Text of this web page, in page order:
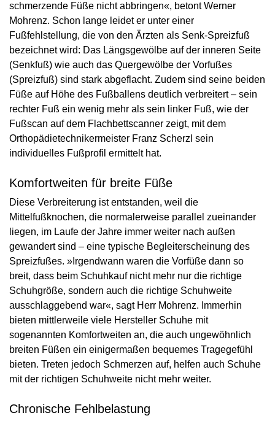
schmerzende Füße nicht abbringen«, betont Werner
Mohrenz. Schon lange leidet er unter einer
Fußfehlstellung, die von den Ärzten als Senk-Spreizfuß
bezeichnet wird: Das Längsgewölbe auf der inneren Seite
(Senkfuß) wie auch das Quergewölbe der Vorfußes
(Spreizfuß) sind stark abgeflacht. Zudem sind seine beiden
Füße auf Höhe des Fußballens deutlich verbreitert – sein
rechter Fuß ein wenig mehr als sein linker Fuß, wie der
Fußscan auf dem Flachbettscanner zeigt, mit dem
Orthopädietechnikermeister Franz Scherzl sein
individuelles Fußprofil ermittelt hat.
Komfortweiten für breite Füße
Diese Verbreiterung ist entstanden, weil die
Mittelfußknochen, die normalerweise parallel zueinander
liegen, im Laufe der Jahre immer weiter nach außen
gewandert sind – eine typische Begleiterscheinung des
Spreizfußes. »Irgendwann waren die Vorfüße dann so
breit, dass beim Schuhkauf nicht mehr nur die richtige
Schuhgröße, sondern auch die richtige Schuhweite
ausschlaggebend war«, sagt Herr Mohrenz. Immerhin
bieten mittlerweile viele Hersteller Schuhe mit
sogenannten Komfortweiten an, die auch ungewöhnlich
breiten Füßen ein einigermaßen bequemes Tragegefühl
bieten. Treten jedoch Schmerzen auf, helfen auch Schuhe
mit der richtigen Schuhweite nicht mehr weiter.
Chronische Fehlbelastung